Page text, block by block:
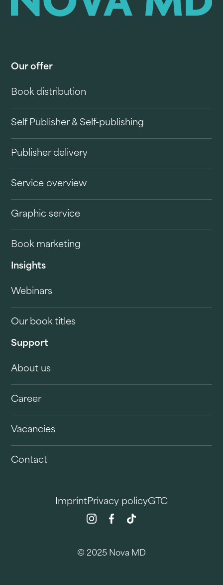
Our offer
Book distribution
Self Publisher & Self-publishing
Publisher delivery
Service overview
Graphic service
Book marketing
Insights
Webinars
Our book titles
Support
About us
Career
Vacancies
Contact
ImprintPrivacy policyGTC
© 2025 Nova MD